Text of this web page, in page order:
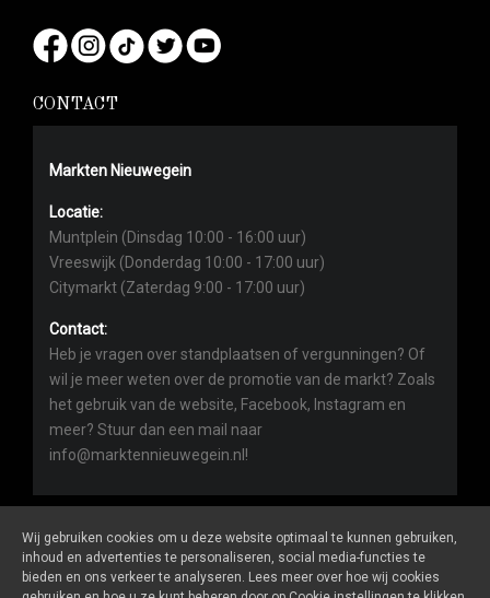
CONTACT
Markten Nieuwegein
Locatie:
Muntplein (Dinsdag 10:00 - 16:00 uur)
Vreeswijk (Donderdag 10:00 - 17:00 uur)
Citymarkt (Zaterdag 9:00 - 17:00 uur)
Contact:
Heb je vragen over standplaatsen of vergunningen? Of
wil je meer weten over de promotie van de markt? Zoals
het gebruik van de website, Facebook, Instagram en
meer? Stuur dan een mail naar
info@marktennieuwegein.nl!
Marktennieuwegein.nlis een website van De Markt Online
Wij gebruiken cookies om u deze website optimaal te kunnen gebruiken,
inhoud en advertenties te personaliseren, social media-functies te
bieden en ons verkeer te analyseren. Lees meer over hoe wij cookies